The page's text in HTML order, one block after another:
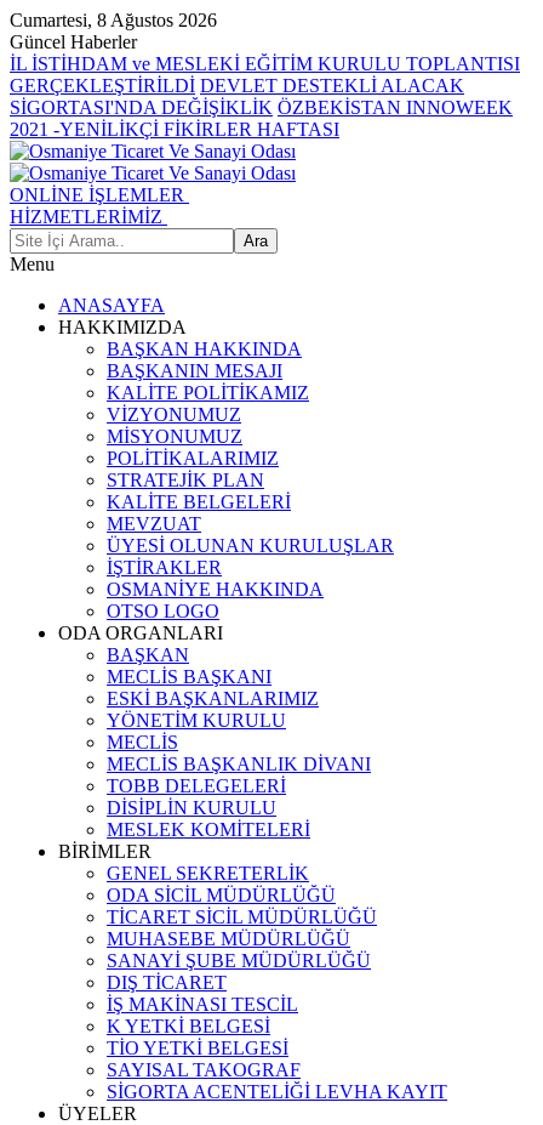
Cumartesi, 8 Ağustos 2026
Güncel Haberler
İL İSTİHDAM ve MESLEKİ EĞİTİM KURULU TOPLANTISI
GERÇEKLEŞTİRİLDİ DEVLET DESTEKLİ ALACAK
SİGORTASI'NDA DEĞİŞİKLİK ÖZBEKİSTAN INNOWEEK
2021 -YENİLİKÇİ FİKİRLER HAFTASI
ONLİNE İŞLEMLER
HİZMETLERİMİZ
Menu
ANASAYFA
HAKKIMIZDA
BAŞKAN HAKKINDA
BAŞKANIN MESAJI
KALİTE POLİTİKAMIZ
VİZYONUMUZ
MİSYONUMUZ
POLİTİKALARIMIZ
STRATEJİK PLAN
KALİTE BELGELERİ
MEVZUAT
ÜYESİ OLUNAN KURULUŞLAR
İŞTİRAKLER
OSMANİYE HAKKINDA
OTSO LOGO
ODA ORGANLARI
BAŞKAN
MECLİS BAŞKANI
ESKİ BAŞKANLARIMIZ
YÖNETİM KURULU
MECLİS
MECLİS BAŞKANLIK DİVANI
TOBB DELEGELERİ
DİSİPLİN KURULU
MESLEK KOMİTELERİ
BİRİMLER
GENEL SEKRETERLİK
ODA SİCİL MÜDÜRLÜĞÜ
TİCARET SİCİL MÜDÜRLÜĞÜ
MUHASEBE MÜDÜRLÜĞÜ
SANAYİ ŞUBE MÜDÜRLÜĞÜ
DIŞ TİCARET
İŞ MAKİNASI TESCİL
K YETKİ BELGESİ
TİO YETKİ BELGESİ
SAYISAL TAKOGRAF
SİGORTA ACENTELİĞİ LEVHA KAYIT
ÜYELER